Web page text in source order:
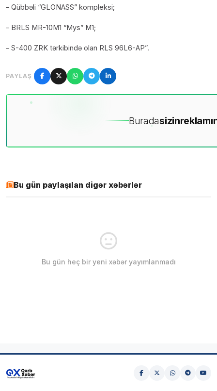
– Qübbəli “GLONASS” kompleksi;
– BRLS MR-10M1 “Mys” M1;
– S-400 ZRK tərkibində olan RLS 96L6-AP”.
PAYLAŞ
Buradasizin
Bu gün paylaşılan digər xəbərlər
Bu gün heç bir yeni xəbər yayımlanmadı